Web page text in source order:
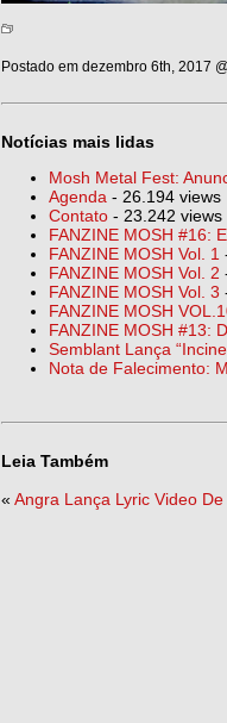
Postado em dezembro 6th, 2017
Notícias mais lidas
Mosh Metal Fest:
Agenda - 26.194 views
Contato - 23.242 views
FANZINE MOSH #16:
FANZINE MOSH Vol. 1
FANZINE MOSH Vol. 2
FANZINE MOSH Vol. 3
FANZINE MOSH
FANZINE MOSH #13:
Semblant Lança
Nota de Falecimento:
Leia Também
« Angra Lança Lyric Video De